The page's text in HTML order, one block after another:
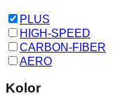
PLUS
HIGH-SPEED
CARBON-FIBER
AERO
Kolor